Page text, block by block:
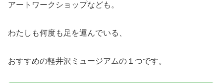
アートワークショップなども。
わたしも何度も足を運んでいる、
おすすめの軽井沢ミュージアムの１つです。